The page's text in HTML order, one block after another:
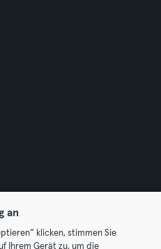
an
klicken, stimmen Sie
Ihrem Gerät zu, um die